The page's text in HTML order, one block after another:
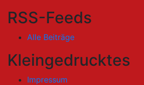
RSS-Feeds
Alle Beiträge
Kleingedrucktes
Impressum